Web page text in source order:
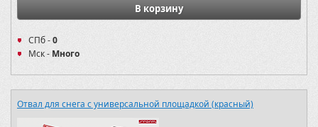
В корзину
СПб -0
Мск - Много
Отвал для снега с универсальной площадкой (красный)